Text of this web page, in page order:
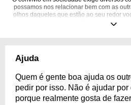
possamos nos relacionar bem com as
olhos daqueles que estão ao seu redor
saber mais sobre a definição de gente boa
Ajuda
Quem é gente boa ajuda os
pedir por isso. Não é ajudar
porque realmente gosta de